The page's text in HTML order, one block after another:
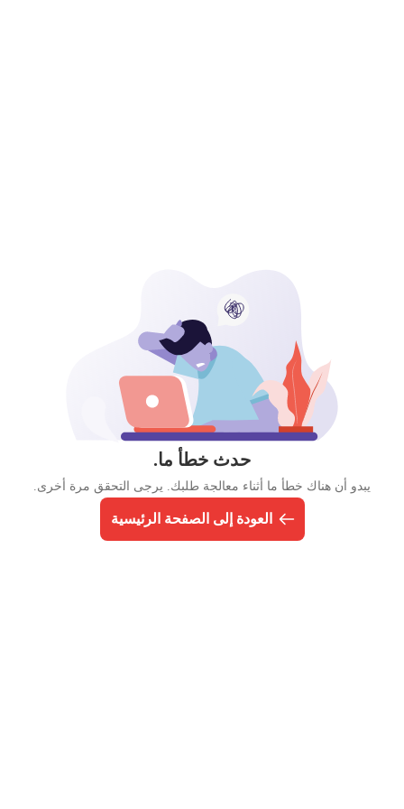
حدث خطأ ما.
يبدو أن هناك خطأ ما أثناء معالجة طلبك. يرجى التحقق مرة أخرى.
العودة إلى الصفحة الرئيسية